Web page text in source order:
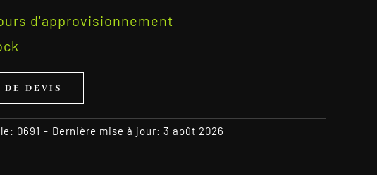
d'approvisionnement
DE DEVIS
0691 - Dernière mise à jour: 3 août 2026